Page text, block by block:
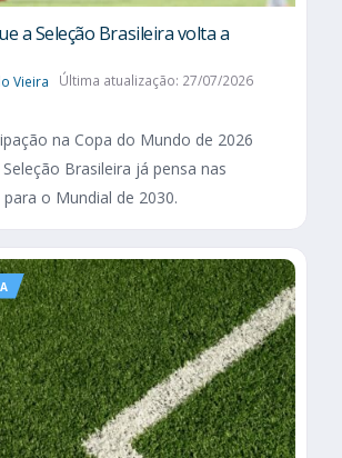
a Seleção Brasileira volta a
Vieira Última atualização: 27/07/2026
na Copa do Mundo de 2026
Brasileira já pensa nas
o Mundial de 2030.